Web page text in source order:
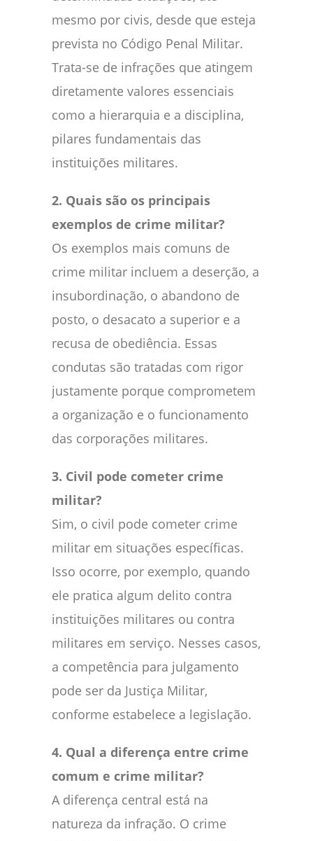
mesmo por civis, desde que esteja
prevista no Código Penal Militar.
Trata-se de infrações que atingem
diretamente valores essenciais
como a hierarquia e a disciplina,
pilares fundamentais das
instituições militares.
2. Quais são os principais
exemplos de crime militar?
Os exemplos mais comuns de
crime militar incluem a deserção, a
insubordinação, o abandono de
posto, o desacato a superior e a
recusa de obediência. Essas
condutas são tratadas com rigor
justamente porque comprometem
a organização e o funcionamento
das corporações militares.
3. Civil pode cometer crime
militar?
Sim, o civil pode cometer crime
militar em situações específicas.
Isso ocorre, por exemplo, quando
ele pratica algum delito contra
instituições militares ou contra
militares em serviço. Nesses casos,
a competência para julgamento
pode ser da Justiça Militar,
conforme estabelece a legislação.
4. Qual a diferença entre crime
comum e crime militar?
A diferença central está na
natureza da infração. O crime